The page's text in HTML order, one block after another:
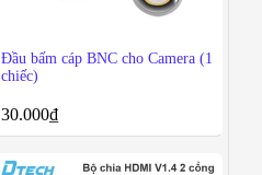
Đầu bấm cáp BNC cho Camera (1
chiếc)
30.000₫